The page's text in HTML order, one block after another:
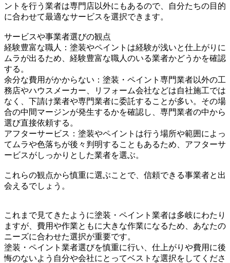
ントを行う業者は専門店以外にもあるので、自分たちの目的
に合わせて最適なサービスを選択できます。
サービスや事業者選びの観点
経験豊富な職人：塗装やペイントは経験が浅いと仕上がりに
ムラが出るため、経験豊富な職人のいる業者かどうかを確認
する。
余分な費用がかからない：塗装・ペイント専門業者以外の工
務店やハウスメーカー、リフォーム会社などは自社施工では
なく、下請け業者や専門業者に委託することが多い。その場
合の中間マージンが発生するかを確認し、専門業者の中から
選び直接依頼する。
アフターサービス：塗装やペイントは行う場所や範囲によっ
てムラや色落ちが後々判明することもあるため、アフターサ
ービスがしっかりとした業者を選ぶ。
これらの観点から慎重に選ぶことで、信頼できる事業者と出
会えるでしょう。
これまで見てきたように塗装・ペイント業者は多岐にわたり
ますが、費用や作業ともに大きな作業になるため、あなたの
ニーズに合わせた選択が重要です。
塗装・ペイント業者選びを慎重に行い、仕上がりや費用に後
悔のないよう自分や会社にとってベストな選択をしてくださ